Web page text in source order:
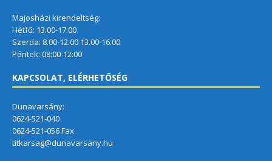
Majosházi kirendeltség:
Hétfő: 13.00-17.00
Szerda: 8.00-12.00 13.00-16.00
Péntek: 08:00-12:00
KAPCSOLAT, ELÉRHETŐSÉG
Dunavarsány:
0624-521-040
0624-521-056 Fax
titkarsag@dunavarsany.hu